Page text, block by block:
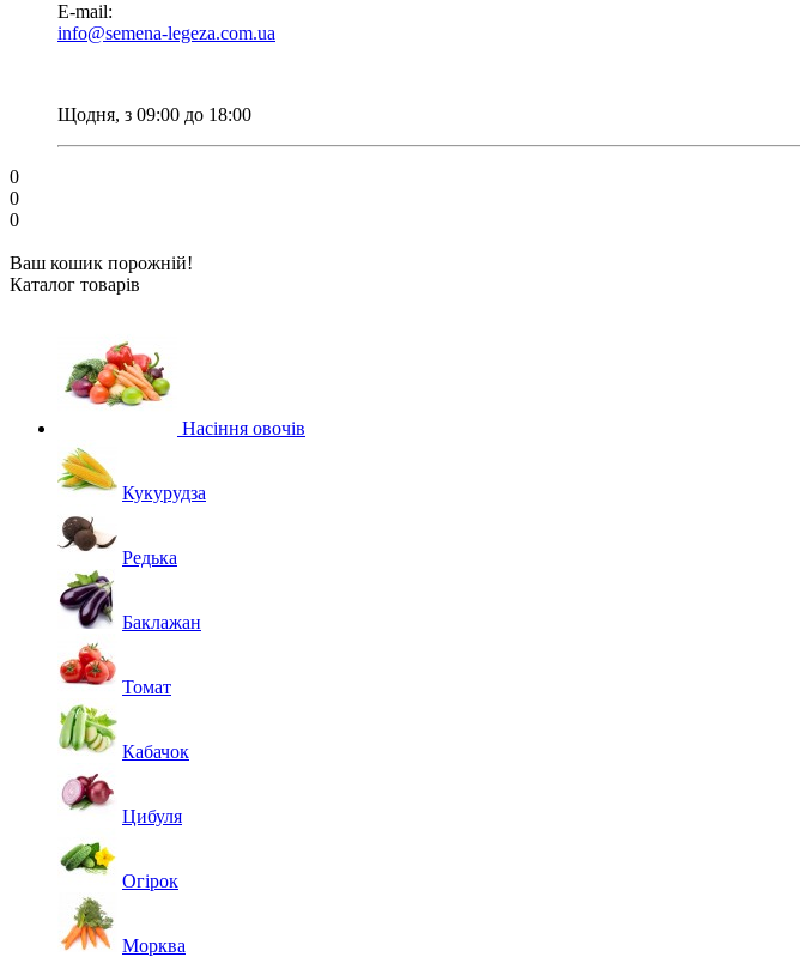
E-mail:
info@semena-legeza.com.ua
Щодня, з 09:00 до 18:00
0
0
0
Ваш кошик порожній!
Каталог товарів
Насіння овочів
Кукурудза
Редька
Баклажан
Томат
Кабачок
Цибуля
Огірок
Морква